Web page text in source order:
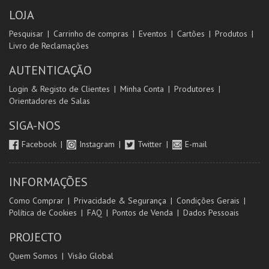
MAIS INFO
COMPRAR
LOJA
Pesquisar Carrinho de compras Eventos Cartões
Produtos
Livro de Reclamações
AUTENTICAÇÃO
Login & Registo de Clientes Minha Conta
Produtores
Orientadores de Salas
SIGA-NOS
Facebook Instagram Twitter E-mail
INFORMAÇÕES
Como Comprar Privacidade & Segurança
Condições Gerais
Política de Cookies
FAQ Pontos de Venda Dados Pessoais
PROJECTO
Quem Somos Visão Global